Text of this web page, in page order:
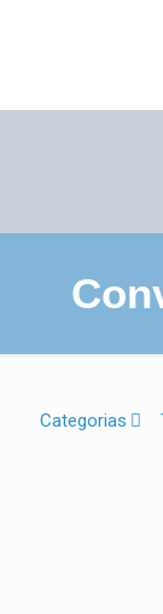
Categorias